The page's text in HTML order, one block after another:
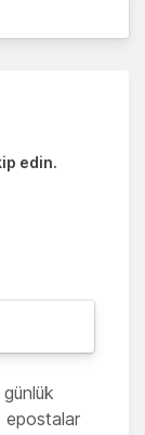
edin.
epostalar